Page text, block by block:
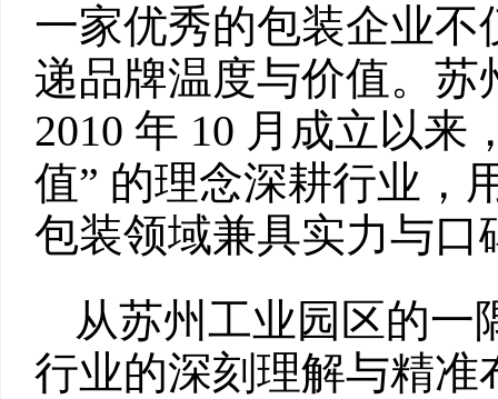
一家优秀的包装企业
递品牌温度与价值。
2010 年 10 月成立以来
值” 的理念深耕行业，
包装领域兼具实力与口
从苏州工业园区的一
行业的深刻理解与精